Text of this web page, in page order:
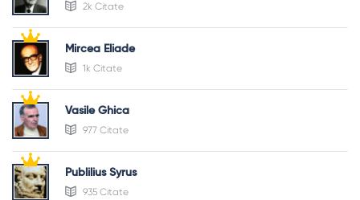
2k Citate
Mircea Eliade
1k Citate
Vasile Ghica
977 Citate
Publilius Syrus
935 Citate